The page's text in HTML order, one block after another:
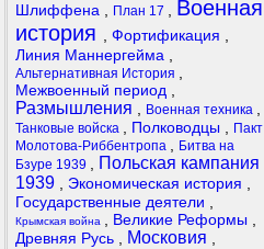
Шлиффена
План 17
Военная
история
Фортификация
Линия Маннергейма
Альтернативная История
Межвоенный период
Размышления Военная техника
Танковые войска Полководцы
Пакт
Молотова-Риббентропа
Битва на
Бзуре 1939
Польская кампания
1939
Экономическая история
Государственные деятели
Крымская война Великие Реформы
Древняя Русь
Московия